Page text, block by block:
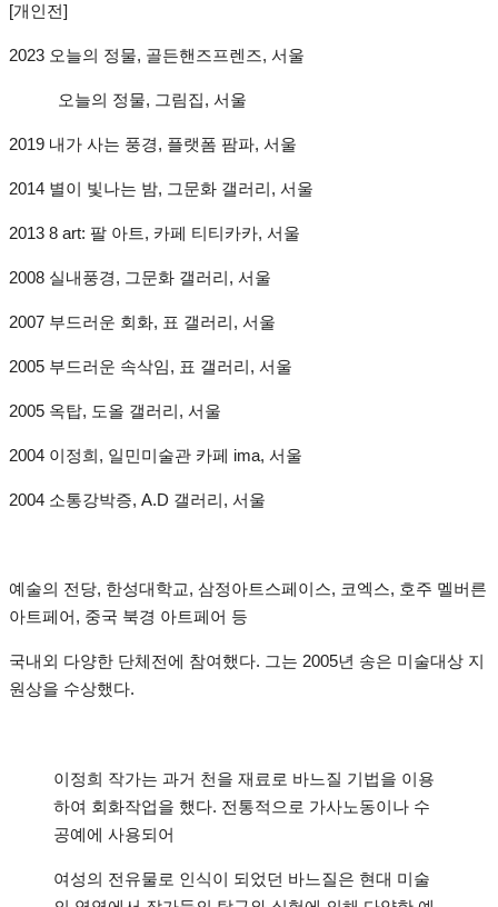
[개인전]
2023 오늘의 정물, 골든핸즈프렌즈, 서울
오늘의 정물, 그림집, 서울
2019 내가 사는 풍경, 플랫폼 팜파, 서울
2014 별이 빛나는 밤, 그문화 갤러리, 서울
2013 8 art: 팔 아트, 카페 티티카카, 서울
2008 실내풍경, 그문화 갤러리, 서울
2007 부드러운 회화, 표 갤러리, 서울
2005 부드러운 속삭임, 표 갤러리, 서울
2005 옥탑, 도올 갤러리, 서울
2004 이정희, 일민미술관 카페 ima, 서울
2004 소통강박증, A.D 갤러리, 서울
예술의 전당, 한성대학교, 삼정아트스페이스, 코엑스, 호주 멜버른
아트페어, 중국 북경 아트페어 등
국내외 다양한 단체전에 참여했다. 그는 2005년 송은 미술대상 지
원상을 수상했다.
이정희 작가는 과거 천을 재료로 바느질 기법을 이용
하여 회화작업을 했다. 전통적으로 가사노동이나 수
공예에 사용되어
여성의 전유물로 인식이 되었던 바느질은 현대 미술